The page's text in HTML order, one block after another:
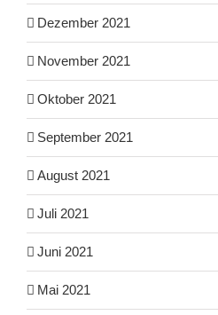
Dezember 2021
November 2021
Oktober 2021
September 2021
August 2021
Juli 2021
Juni 2021
Mai 2021